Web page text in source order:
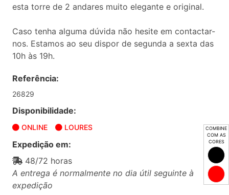
COMBINE
COM AS
CORES
esta torre de 2 andares muito elegante e original.
Caso tenha alguma dúvida não hesite em contactar-
nos. Estamos ao seu dispor de segunda a sexta das
10h às 19h.
Referência:
26829
Disponibilidade:
ONLINE LOURES
Expedição em:
48/72 horas
A entrega é normalmente no dia útil seguinte à
expedição